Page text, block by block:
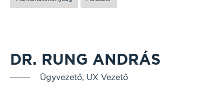
DR. RUNG ANDRÁS
Ügyvezető, UX Vezető